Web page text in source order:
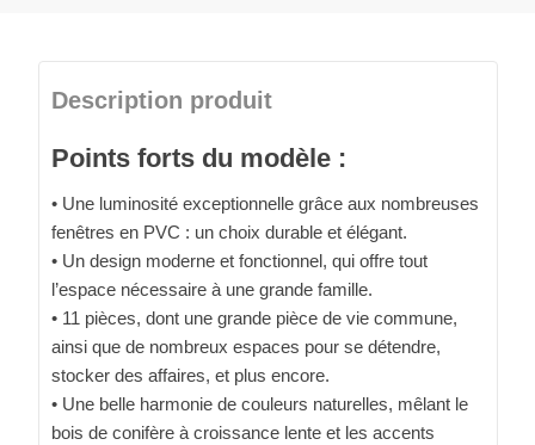
Description produit
Points forts du modèle :
• Une luminosité exceptionnelle grâce aux nombreuses
fenêtres en PVC : un choix durable et élégant.
• Un design moderne et fonctionnel, qui offre tout
l’espace nécessaire à une grande famille.
• 11 pièces, dont une grande pièce de vie commune,
ainsi que de nombreux espaces pour se détendre,
stocker des affaires, et plus encore.
• Une belle harmonie de couleurs naturelles, mêlant le
bois de conifère à croissance lente et les accents